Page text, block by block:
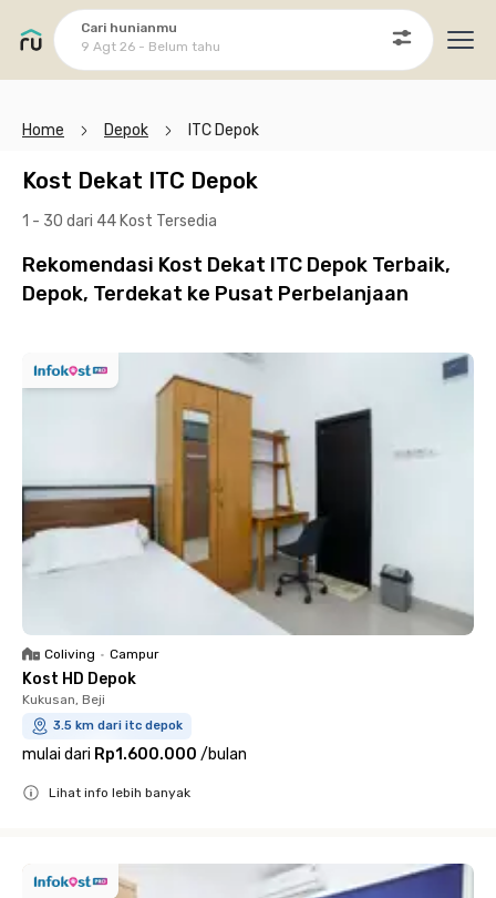
Cari hunianmu
9 Agt 26 - Belum tahu
Home Depok ITC Depok
Kost Dekat ITC Depok
1 - 30 dari 44 Kost Tersedia
Rekomendasi Kost Dekat ITC Depok Terbaik,
Depok, Terdekat ke Pusat Perbelanjaan
Coliving • Campur
Kost HD Depok
Kukusan, Beji
3.5 km dari itc depok
mulai dari Rp1.600.000 /bulan
Lihat info lebih banyak